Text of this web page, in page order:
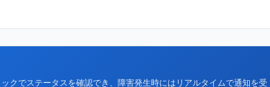
クでステータスを確認でき、障害発生時にはリアルタイムで通知を受